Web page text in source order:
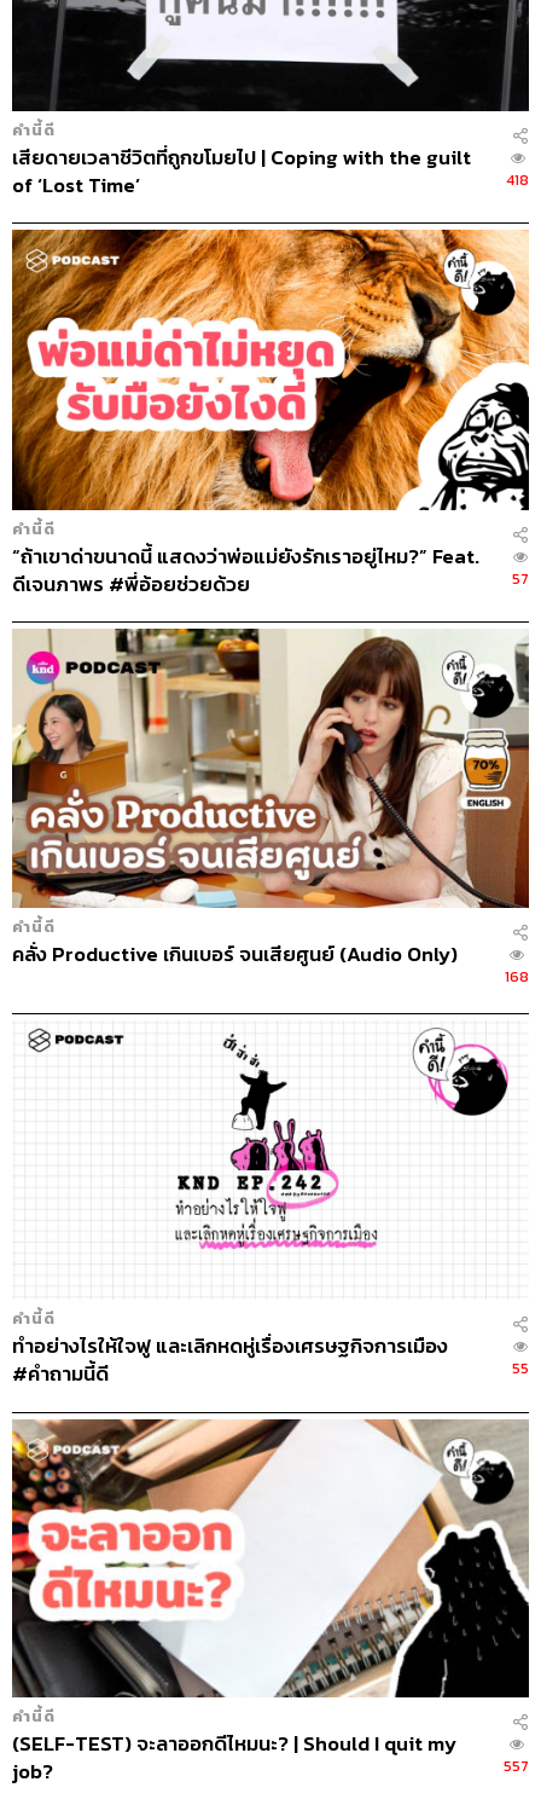
คำนี้ดี
เสียดายเวลาชีวิตที่ถูกขโมยไป | Coping with the guilt
of ‘Lost Time’
418
คำนี้ดี
“ถ้าเขาด่าขนาดนี้ แสดงว่าพ่อแม่ยังรักเราอยู่ไหม?” Feat.
ดีเจนภาพร #พี่อ้อยช่วยด้วย
57
คำนี้ดี
คลั่ง Productive เกินเบอร์ จนเสียศูนย์ (Audio Only)
168
คำนี้ดี
ทำอย่างไรให้ใจฟู และเลิกหดหู่เรื่องเศรษฐกิจการเมือง
#คำถามนี้ดี
55
คำนี้ดี
(SELF-TEST) จะลาออกดีไหมนะ? | Should I quit my
job?
557